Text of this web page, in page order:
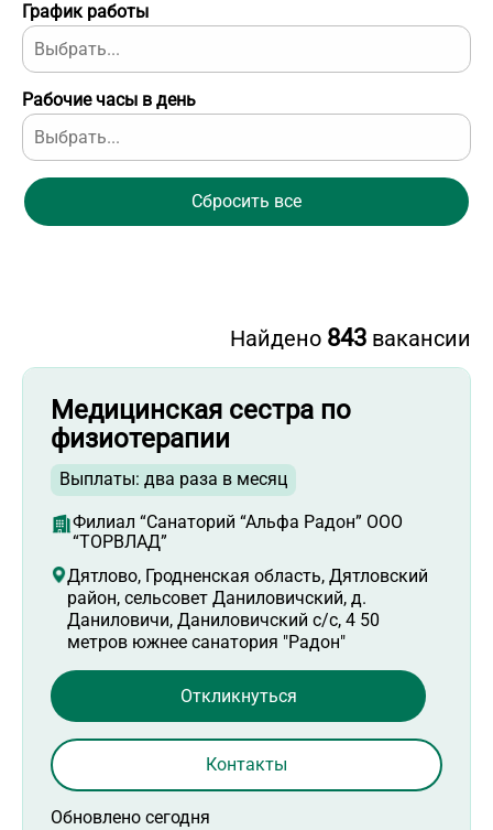
График работы
Рабочие часы в день
Сбросить все
Найдено 843 вакансии
Медицинская сестра по
физиотерапии
Выплаты: два раза в месяц
Филиал “Санаторий “Альфа Радон” ООО
“ТОРВЛАД”
Дятлово, Гродненская область, Дятловский
район, сельсовет Даниловичский, д.
Даниловичи, Даниловичский с/с, 4 50
метров южнее санатория "Радон"
Обновлено сегодня
Откликнуться
Контакты